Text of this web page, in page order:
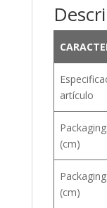
artículo
(cm)
(cm)